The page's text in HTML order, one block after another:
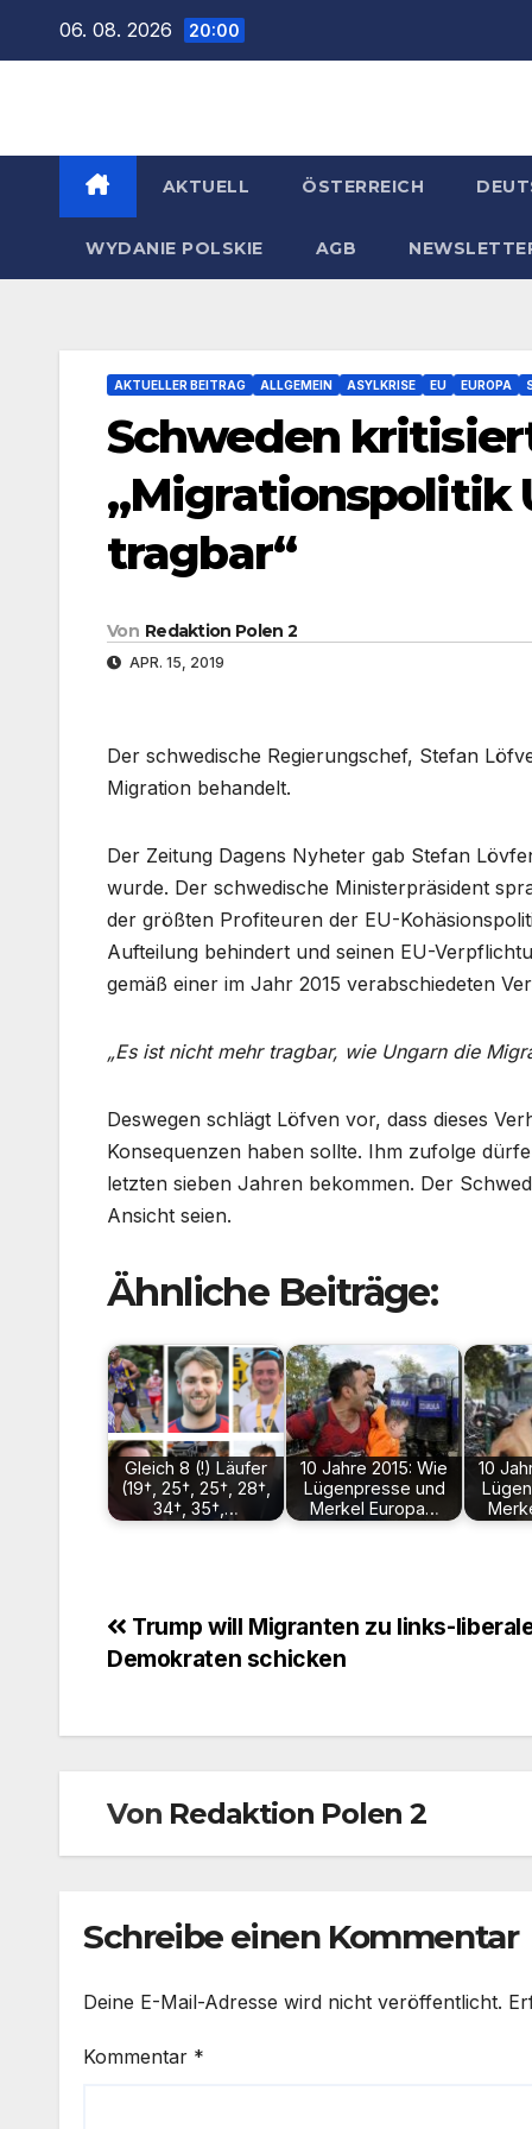
06. 08. 2026 20:00
AKTUELL ÖSTERREICH
WYDANIE POLSKIE AGB
AKTUELLER BEITRAG ALLGEMEIN ASYLKRISE EU EUROPA
Schweden
„Migrationspolitik
tragbar“
Von Redaktion Polen 2
APR. 15, 2019
Der schwedische Regierungschef, Stefan
Migration behandelt.
Der Zeitung Dagens Nyheter gab Stefan
wurde. Der schwedische Ministerpräsident
der größten Profiteuren der EU-
Aufteilung behindert und seinen EU-
gemäß einer im Jahr 2015 verabschiedeten
„Es ist nicht mehr tragbar, wie Ungarn die
Deswegen schlägt Löfven vor, dass dieses
Konsequenzen haben sollte. Ihm zufolge
letzten sieben Jahren bekommen. Der
Ansicht seien.
Ähnliche Beiträge:
Gleich 8 (!) Läufer
(19†, 25†, 25†, 28†,
34†, 35†,…
10 Jahre 2015: Wie
Lügenpresse und
Merkel Europa…
10
Beitragsnavigation
Trump will Migranten zu links-
Demokraten schicken
Von Redaktion Polen 2
Schreibe einen Kommentar
Deine E-Mail-Adresse wird nicht veröffentlicht.
Kommentar *